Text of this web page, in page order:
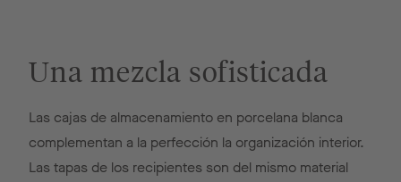
Una mezcla sofisticada
Las cajas de almacenamiento en porcelana blanca
complementan a la perfección la organización interior.
Las tapas de los recipientes son del mismo material